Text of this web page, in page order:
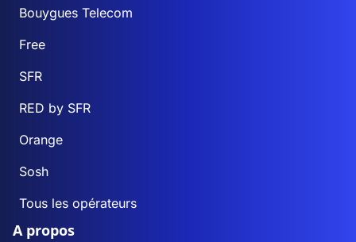
Bouygues Telecom
Free
SFR
RED by SFR
Orange
Sosh
Tous les opérateurs
A propos